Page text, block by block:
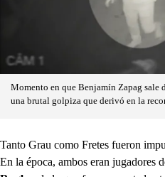
Momento en que Benjamín Zapag sale
una brutal golpiza que derivó en la
Tanto Grau como Fretes fueron
En la época, ambos eran jugadores